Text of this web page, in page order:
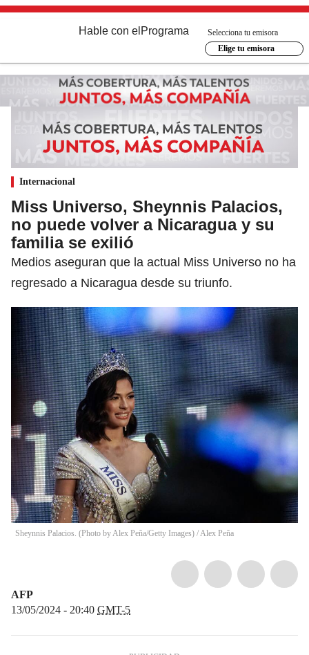
Hable con el Programa
Selecciona tu emisora
Elige tu emisora
Internacional
Miss Universo, Sheynnis Palacios,
no puede volver a Nicaragua y su
familia se exilió
Medios aseguran que la actual Miss Universo no ha
regresado a Nicaragua desde su triunfo.
Sheynnis Palacios. (Photo by Alex Peña/Getty Images) /Alex Peña
AFP
13/05/2024 - 20:40 GMT-5